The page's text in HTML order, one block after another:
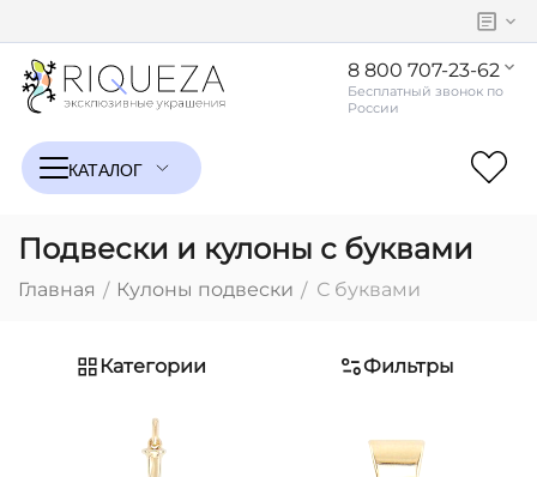
8 800 707-23-62
Подвески и кулоны с буквами
Главная / Кулоны подвески / С буквами
Категории Фильтры